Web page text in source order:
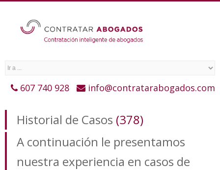
607 740 928 info@contratarabogados.com
Historial de Casos (378)
A continuación le presentamos
nuestra experiencia en casos de